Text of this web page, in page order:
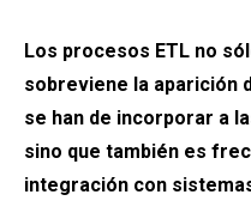
Los procesos ETL no
sobreviene la aparición
se han de incorporar a
sino que también es
integración con